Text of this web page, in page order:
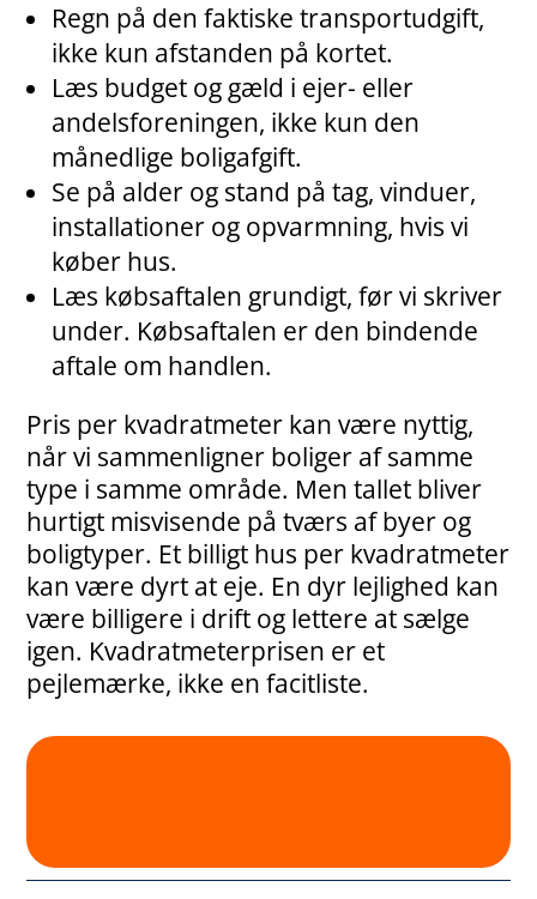
Regn på den faktiske transportudgift,
ikke kun afstanden på kortet.
Læs budget og gæld i ejer- eller
andelsforeningen, ikke kun den
månedlige boligafgift.
Se på alder og stand på tag, vinduer,
installationer og opvarmning, hvis vi
køber hus.
Læs købsaftalen grundigt, før vi skriver
under. Købsaftalen er den bindende
aftale om handlen.
Pris per kvadratmeter kan være nyttig,
når vi sammenligner boliger af samme
type i samme område. Men tallet bliver
hurtigt misvisende på tværs af byer og
boligtyper. Et billigt hus per kvadratmeter
kan være dyrt at eje. En dyr lejlighed kan
være billigere i drift og lettere at sælge
igen. Kvadratmeterprisen er et
pejlemærke, ikke en facitliste.